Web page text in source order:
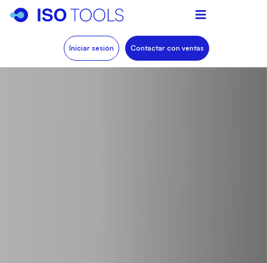
Iniciar sesión Contactar con ventas